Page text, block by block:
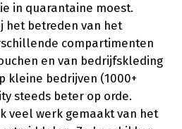
in quarantaine moest.
het betreden van het
compartimenten
en van bedrijfskleding
kleine bedrijven (1000+
steeds beter op orde.
veel werk gemaakt van het